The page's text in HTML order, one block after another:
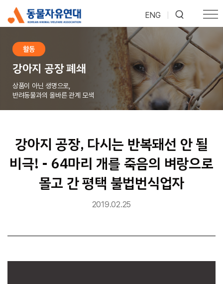
ENG
활동
강아지 공장 폐쇄
상품이 아닌 생명으로,
반려동물과의 올바른 관계 모색
강아지 공장, 다시는 반복돼선 안 될
비극! - 64마리 개를 죽음의 벼랑으로
몰고 간 평택 불법번식업자
2019.02.25